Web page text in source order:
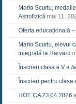
Mario Scurtu,
Astrofizică mai 11,
Oferta educațională
Mario Scurtu, elevul
integrală la Harvard
Înscrieri clasa a V a
Înscrieri pentru clasa
HOT. CA 23.04.2026